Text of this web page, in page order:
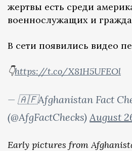
жертвы есть среди
военнослужащих и
В сети появились видео
👇https://t.co/X81H5UFEOl
— 🇦🇫Afghanistan Fact
(@AfgFactChecks) August
Early pictures from